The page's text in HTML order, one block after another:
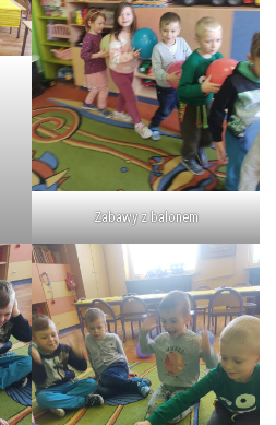
Zabawy z balonem